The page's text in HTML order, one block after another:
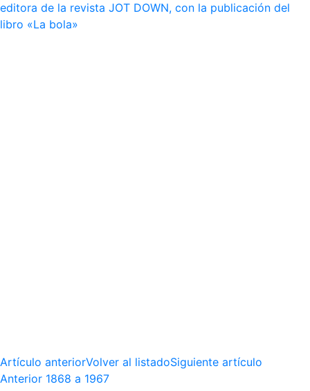
editora de la revista JOT DOWN, con la publicación del
libro «La bola»
Artículo anteriorVolver al listadoSiguiente artículo
Anterior 1868 a 1967